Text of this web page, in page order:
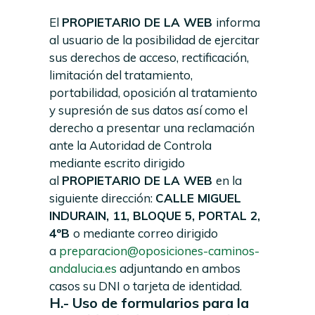
El PROPIETARIO DE LA WEB informa
al usuario de la posibilidad de ejercitar
sus derechos de acceso, rectificación,
limitación del tratamiento,
portabilidad, oposición al tratamiento
y supresión de sus datos así como el
derecho a presentar una reclamación
ante la Autoridad de Controla
mediante escrito dirigido
al PROPIETARIO DE LA WEB en la
siguiente dirección: CALLE MIGUEL
INDURAIN, 11, BLOQUE 5, PORTAL 2,
4ºB o mediante correo dirigido
a preparacion@oposiciones-caminos-
andalucia.es adjuntando en ambos
casos su DNI o tarjeta de identidad.
H.- Uso de formularios para la